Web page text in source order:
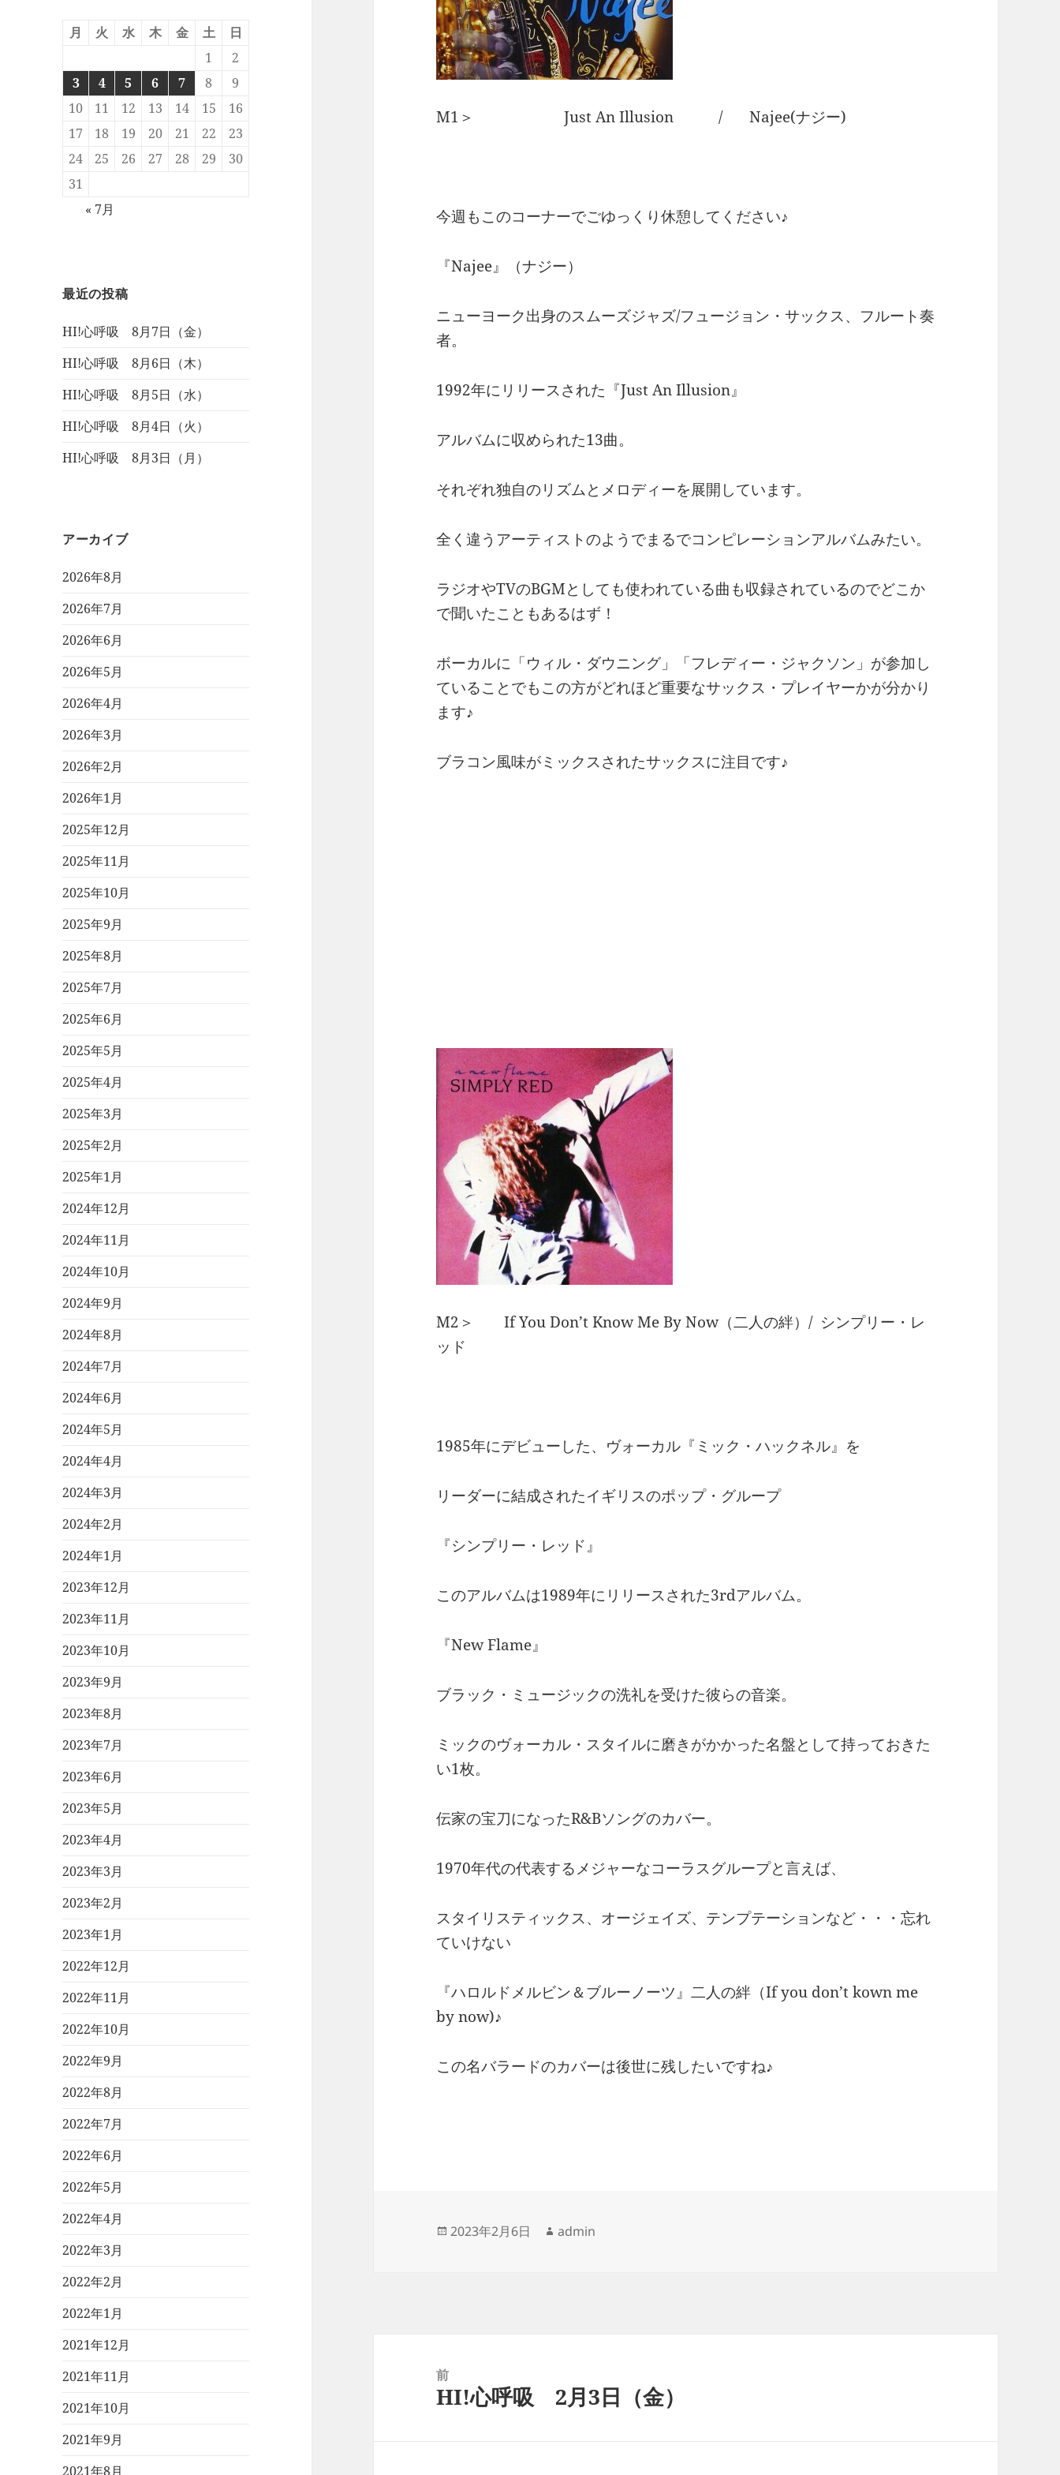
月 火 水 木 金 土
日
1
2
3
4 5 6 7 8
9
10
11 12 13 14 15
16
17
18 19 20 21 22
23
24
25 26 27 28 29
30
31
« 7月
最近の投稿
HI!心呼吸 8月7日（金）
HI!心呼吸 8月6日（木）
HI!心呼吸 8月5日（水）
HI!心呼吸 8月4日（火）
HI!心呼吸 8月3日（月）
アーカイブ
2026年8月
2026年7月
2026年6月
2026年5月
2026年4月
2026年3月
2026年2月
2026年1月
2025年12月
2025年11月
2025年10月
2025年9月
2025年8月
2025年7月
2025年6月
2025年5月
2025年4月
2025年3月
2025年2月
2025年1月
2024年12月
2024年11月
2024年10月
2024年9月
2024年8月
2024年7月
2024年6月
2024年5月
2024年4月
2024年3月
2024年2月
2024年1月
2023年12月
2023年11月
2023年10月
2023年9月
2023年8月
2023年7月
2023年6月
2023年5月
2023年4月
2023年3月
2023年2月
2023年1月
2022年12月
2022年11月
2022年10月
2022年9月
2022年8月
2022年7月
2022年6月
2022年5月
2022年4月
2022年3月
2022年2月
2022年1月
2021年12月
2021年11月
2021年10月
2021年9月
2021年8月
M1＞ Just An Illusion / Najee(ナジー)
今週もこのコーナーでごゆっくり休憩してください♪
『Najee』（ナジー）
ニューヨーク出身のスムーズジャズ/フュージョン・サックス、フルート奏
者。
1992年にリリースされた『Just An Illusion』
アルバムに収められた13曲。
それぞれ独自のリズムとメロディーを展開しています。
全く違うアーティストのようでまるでコンピレーションアルバムみたい。
ラジオやTVのBGMとしても使われている曲も収録されているのでどこか
で聞いたこともあるはず！
ボーカルに「ウィル・ダウニング」「フレディー・ジャクソン」が参加し
ていることでもこの方がどれほど重要なサックス・プレイヤーかが分かり
ます♪
ブラコン風味がミックスされたサックスに注目です♪
M2＞ If You Don’t Know Me By Now（二人の絆）/ シンプリー・レ
ッド
1985年にデビューした、ヴォーカル『ミック・ハックネル』を
リーダーに結成されたイギリスのポップ・グループ
『シンプリー・レッド』
このアルバムは1989年にリリースされた3rdアルバム。
『New Flame』
ブラック・ミュージックの洗礼を受けた彼らの音楽。
ミックのヴォーカル・スタイルに磨きがかかった名盤として持っておきた
い1枚。
伝家の宝刀になったR&Bソングのカバー。
1970年代の代表するメジャーなコーラスグループと言えば、
スタイリスティックス、オージェイズ、テンプテーションなど・・・忘れ
ていけない
『ハロルドメルビン＆ブルーノーツ』二人の絆（If you don’t kown me
by now)♪
この名バラードのカバーは後世に残したいですね♪
投
2023年2月6日
作
admin
前
前
HI!心呼吸 2月3日（金）